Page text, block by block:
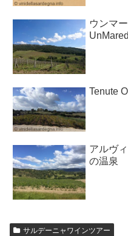
ウンマ
Tenute
アルヴ
の温泉
サルデーニャワインツアー